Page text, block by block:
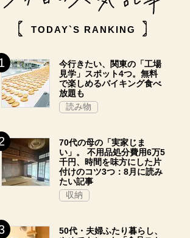
TODAY`S RANKING
今行きたい、関東の「工場
見学」スポット4つ。無料
で楽しめるバイキング食べ
放題も
読み物
70代の母の「実家じま
い」。 不用品処分費用6万5
千円、時間を味方にした片
付けのコツ3つ：8月に読み
たい記事
収納
50代・夫婦ふたり暮らし、